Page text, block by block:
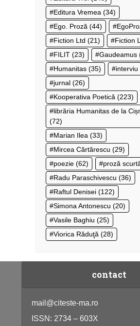
Editura Vremea (34)
Ego. Proză (44)
Fiction Ltd (21) Fiction
FILIT (23) Gaudeamus
Humanitas (35) interviu
jurnal (26)
Kooperativa Poetică (223)
librăria Humanitas de la
(72)
Marian Ilea (33)
Mircea Cărtărescu (29)
poezie (62) proză
Radu Paraschivescu (36)
Raftul Denisei (122)
Simona Antonescu (20)
Vasile Baghiu (25)
Viorica Răduţă (28)
contact
mail@citeste-ma.ro
ISSN: 2734 – 603X